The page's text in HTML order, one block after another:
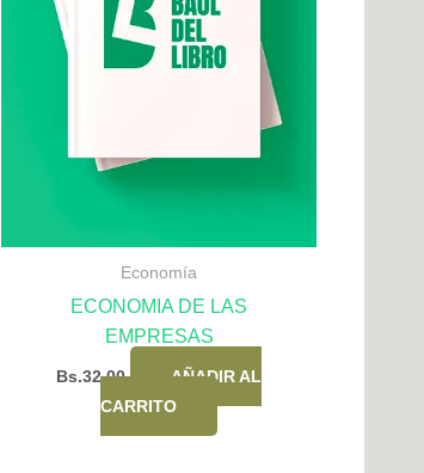
Economía
ECONOMIA DE LAS
EMPRESAS
Bs.32,00
AÑADIR AL
CARRITO